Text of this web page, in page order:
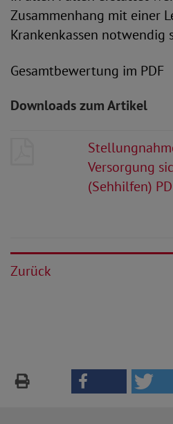
Zusammenhang mit einer
Krankenkassen notwendig
Gesamtbewertung im PDF
Downloads zum Artikel
Versorgung
(Sehhilfen)
Zurück